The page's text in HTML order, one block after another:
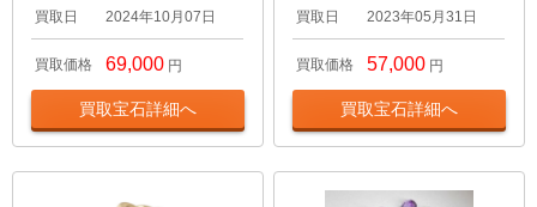
買取日 2024年10月07日
買取価格 69,000 円
買取宝石詳細へ
買取日 2023年05月31日
買取価格 57,000 円
買取宝石詳細へ